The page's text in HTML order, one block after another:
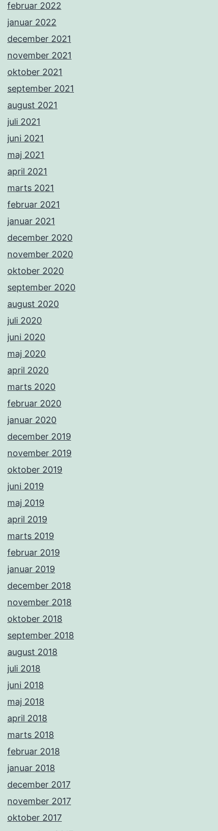
februar 2022
januar 2022
december 2021
november 2021
oktober 2021
september 2021
august 2021
juli 2021
juni 2021
maj 2021
april 2021
marts 2021
februar 2021
januar 2021
december 2020
november 2020
oktober 2020
september 2020
august 2020
juli 2020
juni 2020
maj 2020
april 2020
marts 2020
februar 2020
januar 2020
december 2019
november 2019
oktober 2019
juni 2019
maj 2019
april 2019
marts 2019
februar 2019
januar 2019
december 2018
november 2018
oktober 2018
september 2018
august 2018
juli 2018
juni 2018
maj 2018
april 2018
marts 2018
februar 2018
januar 2018
december 2017
november 2017
oktober 2017